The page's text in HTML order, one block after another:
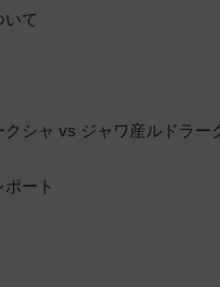
いて
シャ vs ジャワ産ルドラー
ート